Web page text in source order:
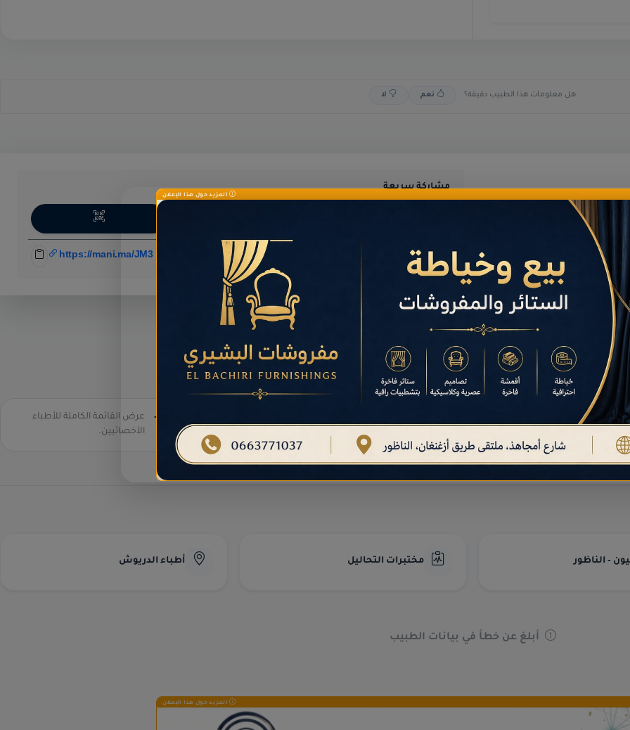
هل معلومات هذا الطبيب دقيقة؟ نعم لا
مشاركة سريعة
https://mani.ma/JM3
أطباء الطب العام في
كافة التخصصات الطبية -
عرض القائمة الكاملة للأطباء
الأخصائيين.
- الناظور مختبرات التحاليل أطباء الدريوش
أبلغ عن خطأ في بيانات الطبيب
المزيد حول هذا الإعلان
المزيد حول هذا الإعلان